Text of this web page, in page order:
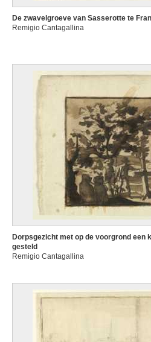
De zwavelgroeve van Sasserotte te
Remigio Cantagallina
Dorpsgezicht met op de voorgrond een
gesteld
Remigio Cantagallina